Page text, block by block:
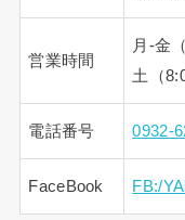
営業時間
月-金
土（
電話番号 0932-
FaceBook FB:/